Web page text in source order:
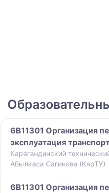
6B11301 Организация
эксплуатация
Карагандинский
Абылкаса Сагинова (КарТУ)
6B11301 Организация